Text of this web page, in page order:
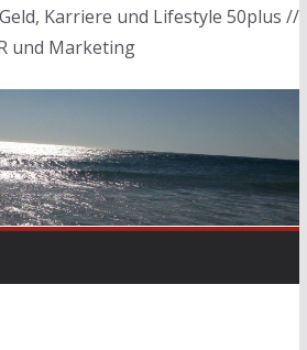
Karriere und Lifestyle 50plus //
und Marketing